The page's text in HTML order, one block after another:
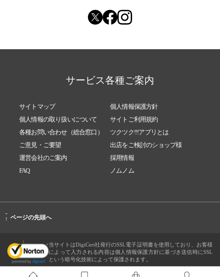
サービス各種ご案内
サイトマップ
個人情報保護方針
個人情報の取り扱いについて
サイトご利用規約
各種お問い合わせ（総合窓口）
ツクツク!!!アプリとは
ご意見・ご要望
出店をご検討のショップ様
運営会社のご案内
採用情報
FAQ
ノムノム
-
↑ ページの先頭へ
当サイトはDigiCert社発行のSSL電子証明書を使用しており、お客様
によって入力される内容は個人情報保護方針に基づき送信時にSSL
という暗号化技術によって保護されます。